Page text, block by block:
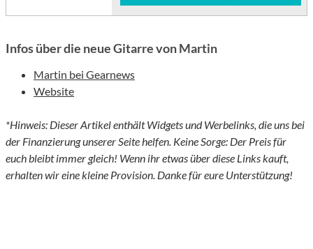
Infos über die neue Gitarre von Martin
Martin bei Gearnews
Website
*Hinweis: Dieser Artikel enthält Widgets und Werbelinks, die uns bei
der Finanzierung unserer Seite helfen. Keine Sorge: Der Preis für
euch bleibt immer gleich! Wenn ihr etwas über diese Links kauft,
erhalten wir eine kleine Provision. Danke für eure Unterstützung!